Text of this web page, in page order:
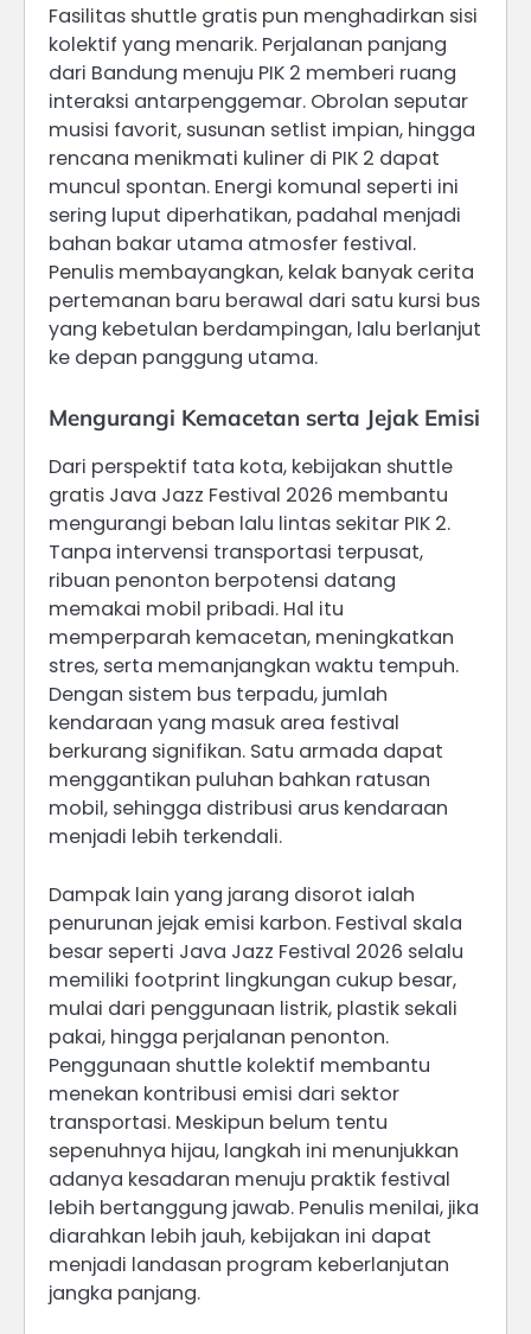
Fasilitas shuttle gratis pun menghadirkan sisi
kolektif yang menarik. Perjalanan panjang
dari Bandung menuju PIK 2 memberi ruang
interaksi antarpenggemar. Obrolan seputar
musisi favorit, susunan setlist impian, hingga
rencana menikmati kuliner di PIK 2 dapat
muncul spontan. Energi komunal seperti ini
sering luput diperhatikan, padahal menjadi
bahan bakar utama atmosfer festival.
Penulis membayangkan, kelak banyak cerita
pertemanan baru berawal dari satu kursi bus
yang kebetulan berdampingan, lalu berlanjut
ke depan panggung utama.
Mengurangi Kemacetan serta Jejak Emisi
Dari perspektif tata kota, kebijakan shuttle
gratis Java Jazz Festival 2026 membantu
mengurangi beban lalu lintas sekitar PIK 2.
Tanpa intervensi transportasi terpusat,
ribuan penonton berpotensi datang
memakai mobil pribadi. Hal itu
memperparah kemacetan, meningkatkan
stres, serta memanjangkan waktu tempuh.
Dengan sistem bus terpadu, jumlah
kendaraan yang masuk area festival
berkurang signifikan. Satu armada dapat
menggantikan puluhan bahkan ratusan
mobil, sehingga distribusi arus kendaraan
menjadi lebih terkendali.
Dampak lain yang jarang disorot ialah
penurunan jejak emisi karbon. Festival skala
besar seperti Java Jazz Festival 2026 selalu
memiliki footprint lingkungan cukup besar,
mulai dari penggunaan listrik, plastik sekali
pakai, hingga perjalanan penonton.
Penggunaan shuttle kolektif membantu
menekan kontribusi emisi dari sektor
transportasi. Meskipun belum tentu
sepenuhnya hijau, langkah ini menunjukkan
adanya kesadaran menuju praktik festival
lebih bertanggung jawab. Penulis menilai, jika
diarahkan lebih jauh, kebijakan ini dapat
menjadi landasan program keberlanjutan
jangka panjang.